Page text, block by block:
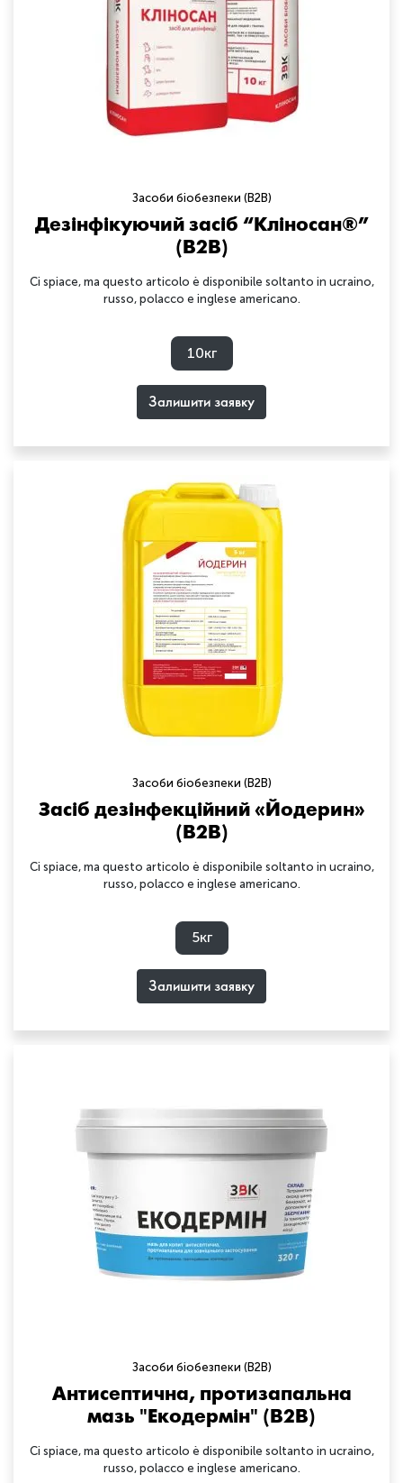
Засоби біобезпеки (B2B)
Дезінфікуючий засіб “Кліносан®”
(B2B)
Ci spiace, ma questo articolo è disponibile soltanto in ucraino,
russo, polacco e inglese americano.
10кг
Залишити заявку
Засоби біобезпеки (B2B)
Засіб дезінфекційний «Йодерин»
(B2B)
Ci spiace, ma questo articolo è disponibile soltanto in ucraino,
russo, polacco e inglese americano.
5кг
Залишити заявку
Засоби біобезпеки (B2B)
Антисептична, протизапальна
мазь "Екодермін" (B2B)
Ci spiace, ma questo articolo è disponibile soltanto in ucraino,
russo, polacco e inglese americano.